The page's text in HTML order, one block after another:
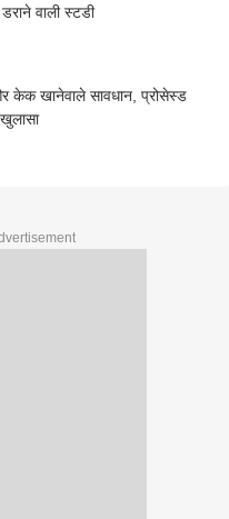
वाली स्टडी
केक खानेवाले सावधान, प्रोसेस्ड